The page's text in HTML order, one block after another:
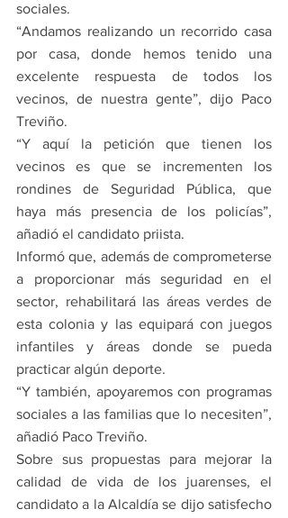
sociales.
“Andamos realizando un recorrido casa
por casa, donde hemos tenido una
excelente respuesta de todos los
vecinos, de nuestra gente”, dijo Paco
Treviño.
“Y aquí la petición que tienen los
vecinos es que se incrementen los
rondines de Seguridad Pública, que
haya más presencia de los policías”,
añadió el candidato priista.
Informó que, además de comprometerse
a proporcionar más seguridad en el
sector, rehabilitará las áreas verdes de
esta colonia y las equipará con juegos
infantiles y áreas donde se pueda
practicar algún deporte.
“Y también, apoyaremos con programas
sociales a las familias que lo necesiten”,
añadió Paco Treviño.
Sobre sus propuestas para mejorar la
calidad de vida de los juarenses, el
candidato a la Alcaldía se dijo satisfecho